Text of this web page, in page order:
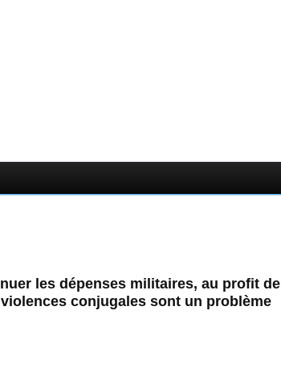
les dépenses militaires, au profit de
violences conjugales sont un problème